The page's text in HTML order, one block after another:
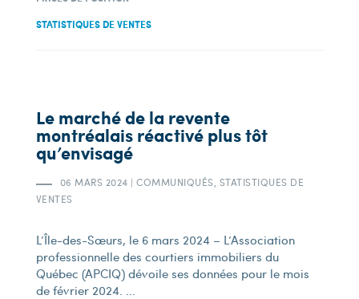
STATISTIQUES DE VENTES
Le marché de la revente
montréalais réactivé plus tôt
qu’envisagé
06 MARS 2024 | COMMUNIQUÉS, STATISTIQUES DE
VENTES
L’Île-des-Sœurs, le 6 mars 2024 – L’Association
professionnelle des courtiers immobiliers du
Québec (APCIQ) dévoile ses données pour le mois
de février 2024. ...